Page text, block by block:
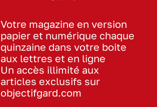
Votre magazine en version
papier et numérique chaque
quinzaine dans votre boite
aux lettres et en ligne
Un accès illimité aux
articles exclusifs sur
objectifgard.com